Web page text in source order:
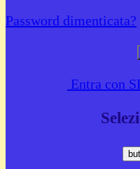
Password dimenticata?
Entra con